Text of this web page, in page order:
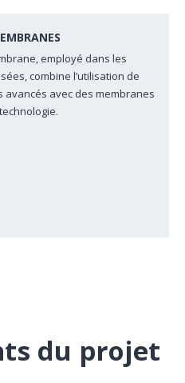
employé dans les
combine l’utilisation de
avancés avec des membranes
du projet